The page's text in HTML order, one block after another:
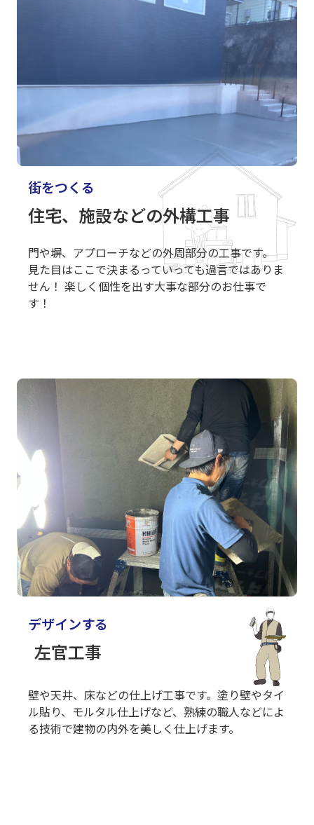
街をつくる
住宅、施設などの外構工事
門や塀、アプローチなどの外周部分の工事です。
見た目はここで決まるっていっても過言ではありま
せん！ 楽しく個性を出す大事な部分のお仕事で
す！
デザインする
左官工事
壁や天井、床などの仕上げ工事です。塗り壁やタイ
ル貼り、モルタル仕上げなど、熟練の職人などによ
る技術で建物の内外を美しく仕上げます。